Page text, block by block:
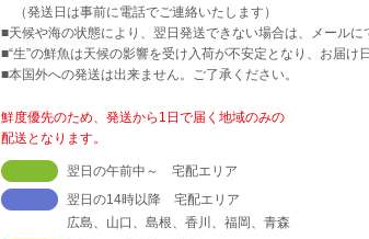
（発送日は事前に電話でご連絡いたします）
■天候や海の状態により、翌日発送できない場合は、メールに
■“生”の鮮魚は天候の影響を受け入荷が不安定となり、お届け
■本国外への発送は出来ません。ご了承ください。
鮮度優先のため、発送から1日で届く地域のみの
配送となります。
翌日の午前中～ 宅配エリア
翌日の14時以降 宅配エリア
広島、山口、島根、香川、福岡、青森